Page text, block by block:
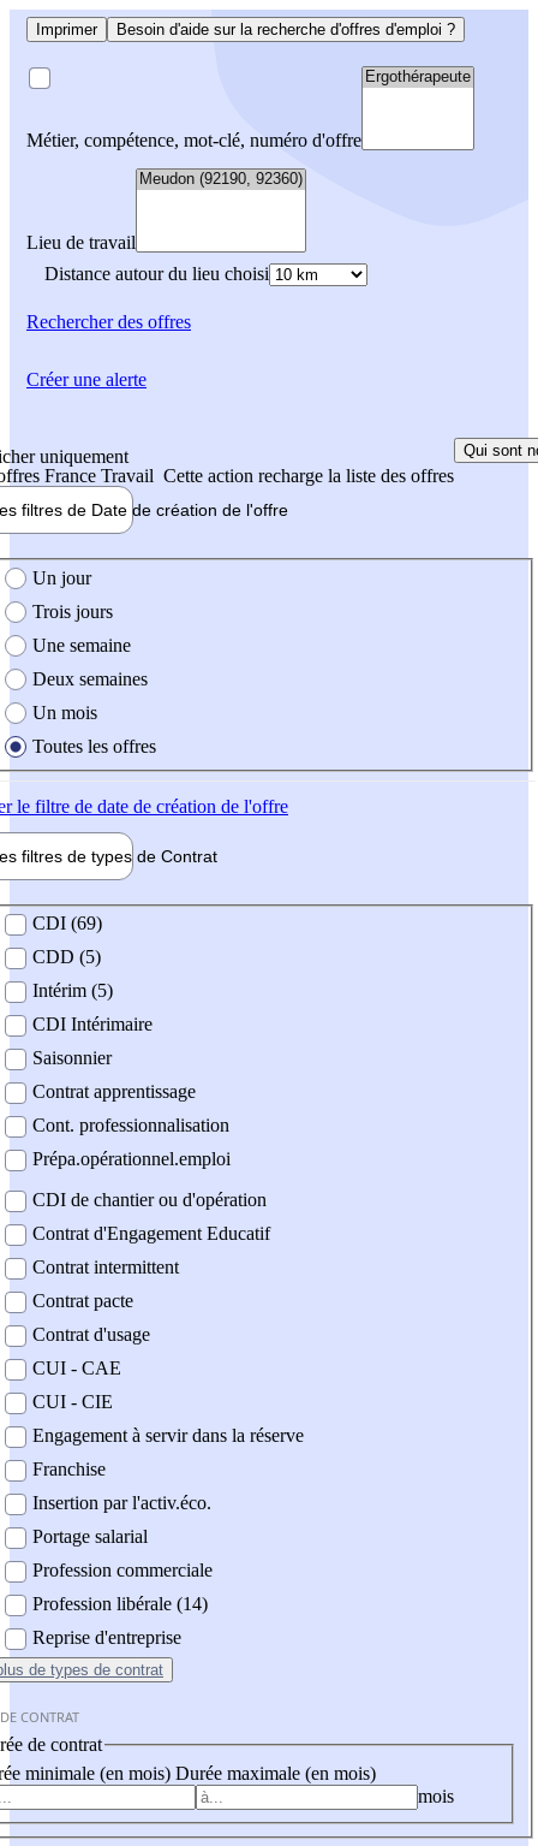
Imprimer Besoin d'aide sur la recherche d'offres d'emploi ?
Métier, compétence, mot-clé, numéro d'offre
Lieu de travail
Distance autour du lieu choisi
Rechercherdes offres
uniquement
France Travail Cette action recharge la liste des offres
Qui sont
filtres de Date de création de l'offre
création de l'offre
Un jour
Trois jours
Une semaine
Deux semaines
Un mois
Toutes les offres
le filtre de date de création de l'offre
filtres de types de Contrat
contrat
CDI (69)
CDD (5)
Intérim (5)
CDI Intérimaire
Saisonnier
Contrat apprentissage
Cont. professionnalisation
Prépa.opérationnel.emploi
CDI de chantier ou d'opération
Contrat d'Engagement Educatif
Contrat intermittent
Contrat pacte
Contrat d'usage
CUI - CAE
CUI - CIE
Engagement à servir dans la réserve
Franchise
Insertion par l'activ.éco.
Portage salarial
Profession commerciale
Profession libérale (14)
Reprise d'entreprise
de types de contrat
CONTRAT
de contrat
minimale (en mois) Durée maximale (en mois)
mois
Créer une alerte